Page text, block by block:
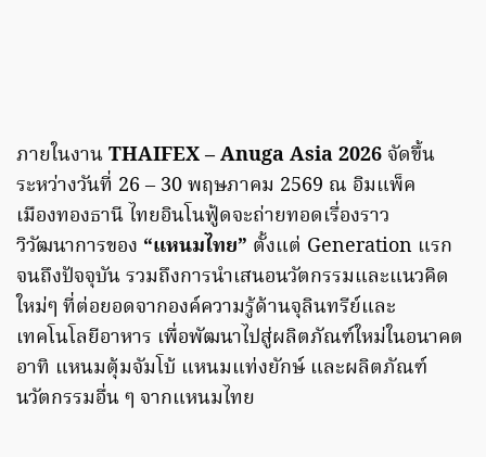
ภายในงานTHAIFEX – Anuga Asia 2026 จัดขึ้น
ระหว่างวันที่ 26 – 30 พฤษภาคม 2569 ณ อิมแพ็ค
เมืองทองธานี ไทยอินโนฟู้ดจะถ่ายทอดเรื่องราว
วิวัฒนาการของ “แหนมไทย” ตั้งแต่ Generation แรก
จนถึงปัจจุบัน รวมถึงการนำเสนอนวัตกรรมและแนวคิด
ใหม่ๆ ที่ต่อยอดจากองค์ความรู้ด้านจุลินทรีย์และ
เทคโนโลยีอาหาร เพื่อพัฒนาไปสู่ผลิตภัณฑ์ใหม่ในอนาคต
อาทิ แหนมตุ้มจัมโบ้ แหนมแท่งยักษ์ และผลิตภัณฑ์
นวัตกรรมอื่น ๆ จากแหนมไทย